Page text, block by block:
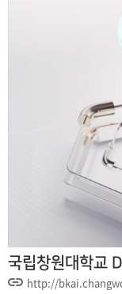
국립창원대학교
http://